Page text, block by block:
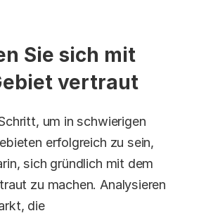
Sie sich mit
vertraut
um in schwierigen
erfolgreich zu sein,
sich gründlich mit dem
zu machen. Analysieren
die